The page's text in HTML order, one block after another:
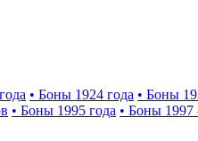
• Боны 1924 года • Боны
• Боны 1995 года • Боны 1997